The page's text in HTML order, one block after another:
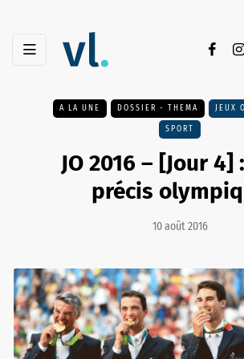
A LA UNE DOSSIER - THEMA JEUX
SPORT
JO 2016 – [Jour
précis
10 août 2016